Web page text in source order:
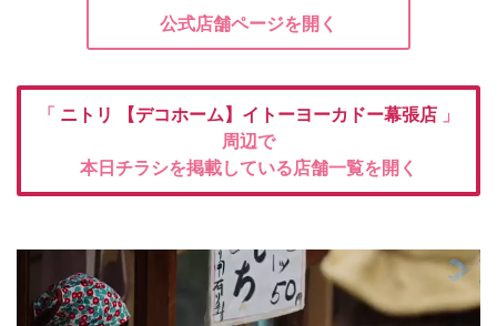
公式店舗ページを開く
「 ニトリ 【デコホーム】イトーヨーカドー幕張店 」
周辺で
本日チラシを掲載している店舗一覧を開く